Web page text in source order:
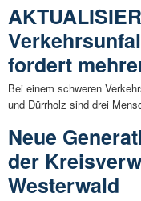
fordert
Bei einem schweren
und Dürrholz sind drei
Neue
der
Westerwald